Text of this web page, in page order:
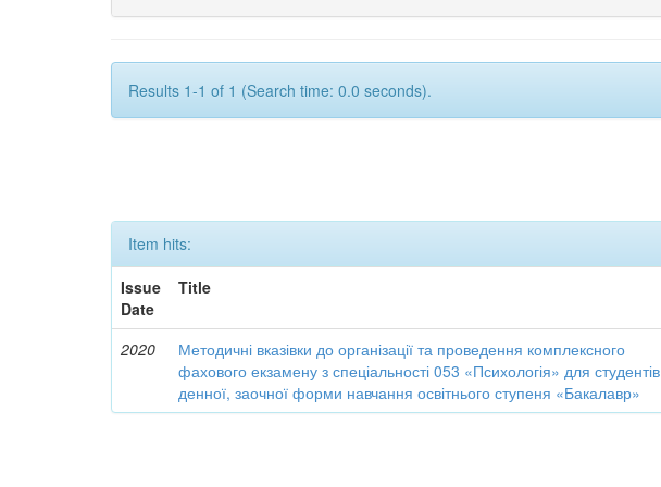
Results 1-1 of 1 (Search time: 0.0 seconds).
Item hits:
Issue
Date
Title
2020
Методичні вказівки до організації та проведення комплексного
фахового екзамену з спеціальності 053 «Психологія» для студентів
денної, заочної форми навчання освітнього ступеня «Бакалавр»